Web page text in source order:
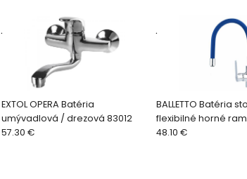
EXTOL OPERA Batéria
umývadlová / drezová 83012
.
57.30 €
BALLETTO Batéria
flexibilné horné
550mm, lesklý chróm
.
48.10 €